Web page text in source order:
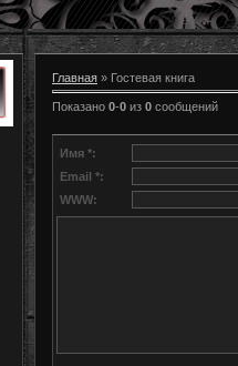
Главная » Гостевая книга
Показано 0-0 из 0 сообщений
Имя *:
Email *:
WWW: